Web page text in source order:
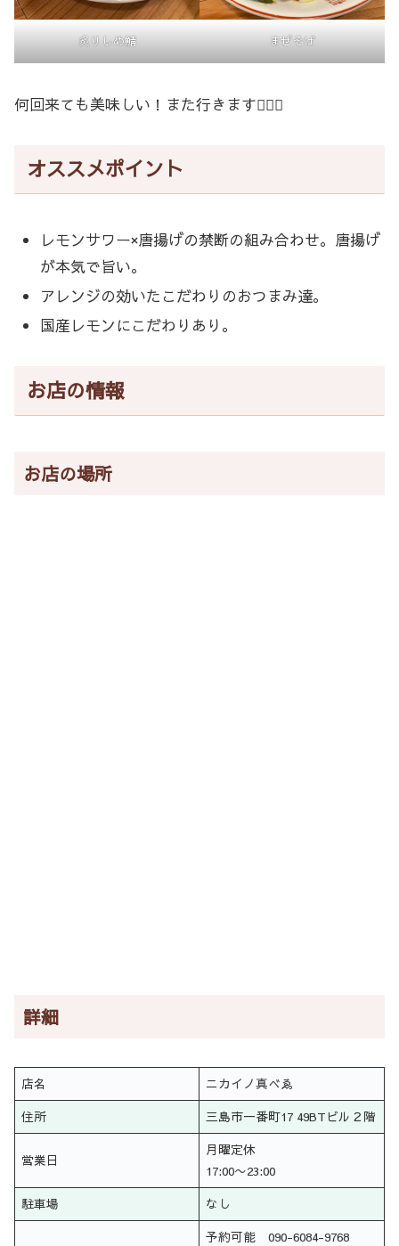
炙りしめ鯖 まぜそば
何回来ても美味しい！また行きます🙋🏻‍♀️
オススメポイント
レモンサワー×唐揚げの禁断の組み合わせ。唐揚げ
が本気で旨い。
アレンジの効いたこだわりのおつまみ達。
国産レモンにこだわりあり。
お店の情報
お店の場所
詳細
店名
ニカイノ真べゑ
住所
三島市一番町17 49BTビル２階
営業日
月曜定休
17:00〜23:00
駐車場
なし
予約可能 090-6084-9768